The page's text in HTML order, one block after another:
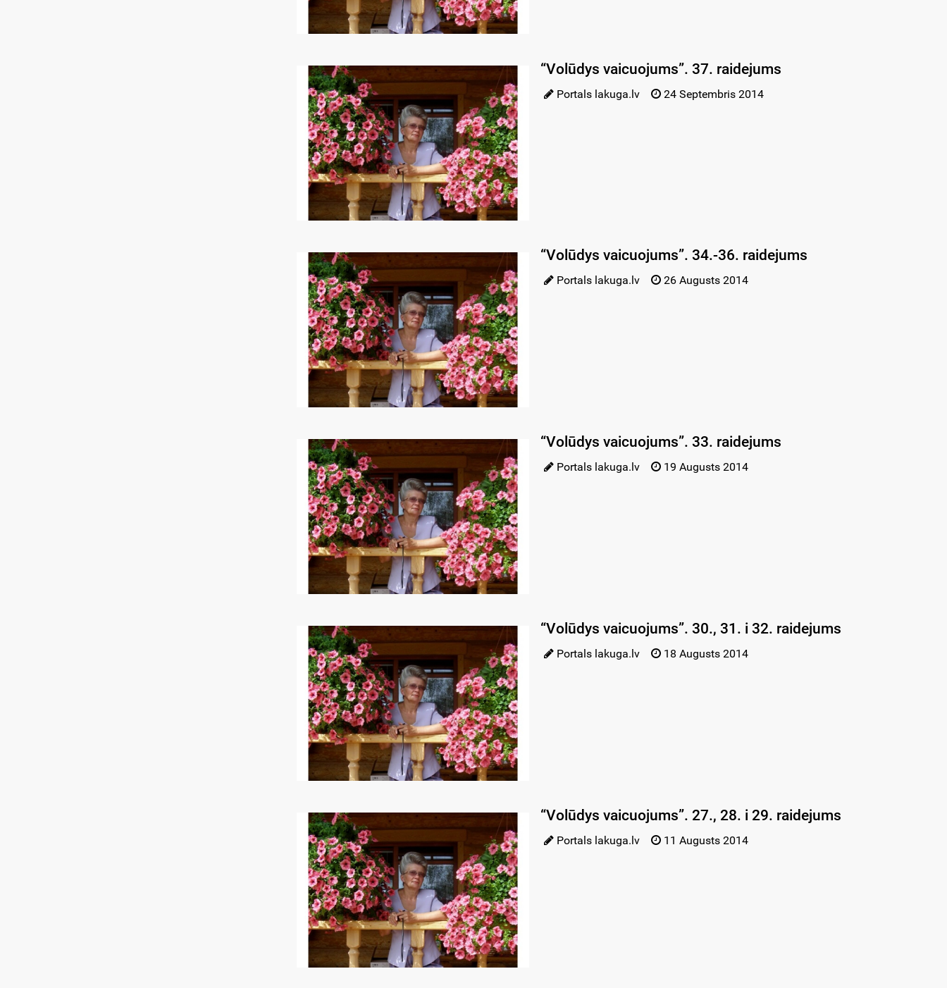
“Volūdys vaicuojums”. 37. raidejums
Portals lakuga.lv 24 Septembris 2014
“Volūdys vaicuojums”. 34.-36. raidejums
Portals lakuga.lv 26 Augusts 2014
“Volūdys vaicuojums”. 33. raidejums
Portals lakuga.lv 19 Augusts 2014
“Volūdys vaicuojums”. 30., 31. i 32. raidejums
Portals lakuga.lv 18 Augusts 2014
“Volūdys vaicuojums”. 27., 28. i 29. raidejums
Portals lakuga.lv 11 Augusts 2014